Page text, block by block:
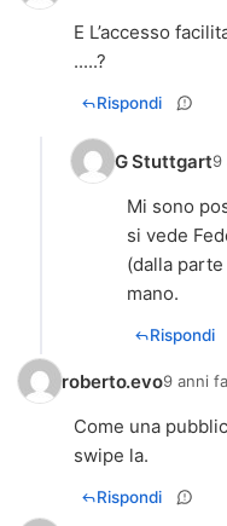
E L’accesso
.....?
Rispondi
G Stuttgart9
Mi sono
si vede
(dalla
mano.
Rispondi
roberto.evo9 anni fa
Come una
swipe la.
Rispondi